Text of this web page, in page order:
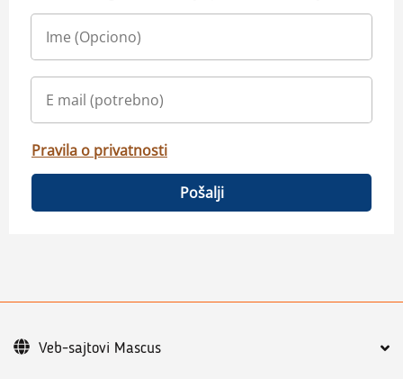
Pravila o privatnosti
Pošalji
Veb-sajtovi Mascus